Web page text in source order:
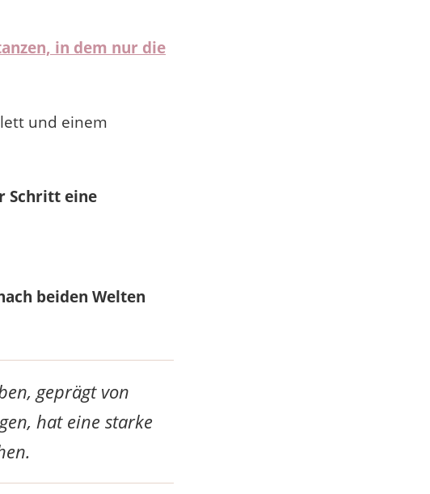
in dem nur die
und einem
Schritt eine
beiden Welten
geprägt von
hat eine starke